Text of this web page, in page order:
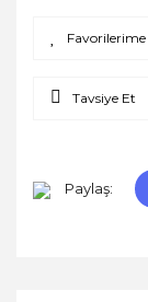
Tavsiye Et
Paylaş: